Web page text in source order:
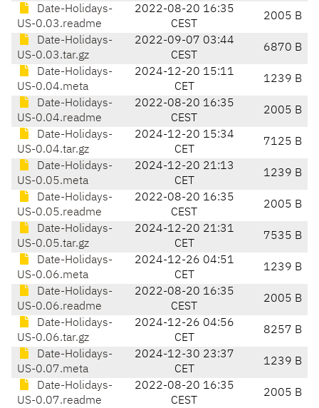
Date-Holidays-
US-0.03.readme
2022-08-20 16:35
CEST
2005 B
Date-Holidays-
US-0.03.tar.gz
2022-09-07 03:44
CEST
6870 B
Date-Holidays-
US-0.04.meta
2024-12-20 15:11
CET
1239 B
Date-Holidays-
US-0.04.readme
2022-08-20 16:35
CEST
2005 B
Date-Holidays-
US-0.04.tar.gz
2024-12-20 15:34
CET
7125 B
Date-Holidays-
US-0.05.meta
2024-12-20 21:13
CET
1239 B
Date-Holidays-
US-0.05.readme
2022-08-20 16:35
CEST
2005 B
Date-Holidays-
US-0.05.tar.gz
2024-12-20 21:31
CET
7535 B
Date-Holidays-
US-0.06.meta
2024-12-26 04:51
CET
1239 B
Date-Holidays-
US-0.06.readme
2022-08-20 16:35
CEST
2005 B
Date-Holidays-
US-0.06.tar.gz
2024-12-26 04:56
CET
8257 B
Date-Holidays-
US-0.07.meta
2024-12-30 23:37
CET
1239 B
Date-Holidays-
US-0.07.readme
2022-08-20 16:35
CEST
2005 B